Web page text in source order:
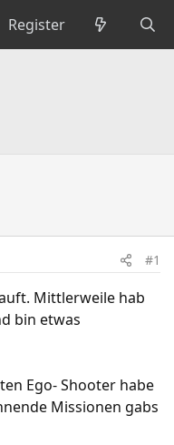
Register
#1
Mittlerweile hab
bin etwas
Ego- Shooter habe
Missionen gabs